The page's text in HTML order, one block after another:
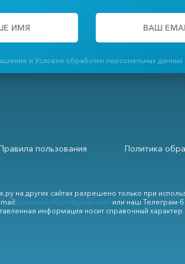
и Условия обработки персональных данных
Правила пользования Политика
на других сайтах разрешено только при
или наш Телеграм-
информация носит справочный